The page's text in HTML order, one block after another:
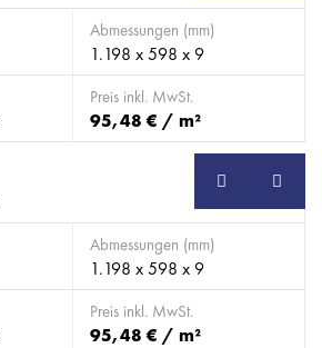
Abmessungen (mm)
1.198 x 598 x 9
Preis inkl. MwSt.
95,48 € / m²
SB
Abmessungen (mm)
1.198 x 598 x 9
Preis inkl. MwSt.
95,48 € / m²